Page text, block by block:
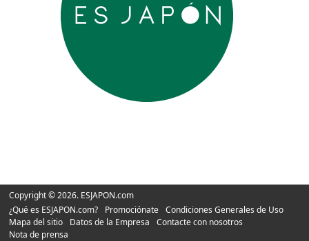
Copyright © 2026. ESJAPON.com
¿Qué es ESJAPON.com?
Promociónate
Condiciones Generales de Uso
Mapa del sitio
Datos de la Empresa
Contacte con nosotros
Nota de prensa